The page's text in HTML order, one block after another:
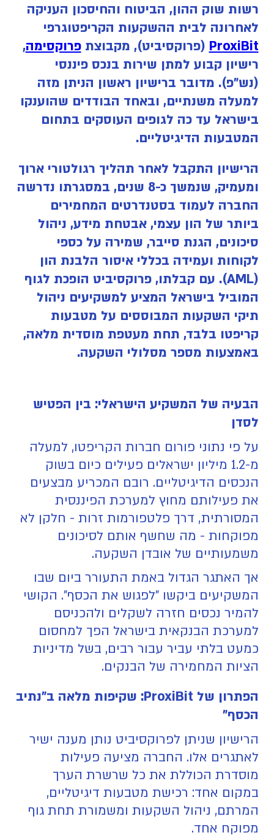
רשות שוק ההון, הביטוח והחיסכון העניקה
לאחרונה לבית ההשקעות הקריפטוגרפי
ProxiBit (פרוקסיביט), מקבוצתפרוקסימה,
רישיון קבוע למתן שירות בנכס פיננסי
(נש"פ). מדובר ברישיון ראשון הניתן מזה
למעלה משנתיים, ובאחד הבודדים שהוענקו
בישראל עד כה לגופים העוסקים בתחום
המטבעות הדיגיטליים.
הרישיון התקבל לאחר תהליך רגולטורי ארוך
ומעמיק, שנמשך כ-8 שנים, במסגרתו נדרשה
החברה לעמוד בסטנדרטים המחמירים
ביותר של הון עצמי, אבטחת מידע, ניהול
סיכונים, הגנת סייבר, שמירה על כספי
לקוחות ועמידה בכללי איסור הלבנת הון
(AML). עם קבלתו, פרוקסיביט הופכת לגוף
המוביל בישראל המציע למשקיעים ניהול
תיקי השקעות המבוססים על מטבעות
קריפטו בלבד, תחת מעטפת מוסדית מלאה,
באמצעות מספר מסלולי השקעה.
הבעיה של המשקיע הישראלי: בין הפטיש
לסדן
על פי נתוני פורום חברות הקריפטו, למעלה
מ-1.2 מיליון ישראלים פעילים כיום בשוק
הנכסים הדיגיטליים. רובם המכריע מבצעים
את פעילותם מחוץ למערכת הפיננסית
המסורתית, דרך פלטפורמות זרות - חלקן לא
מפוקחות - מה שחשף אותם לסיכונים
משמעותיים של אובדן השקעה.
אך האתגר הגדול באמת התעורר ביום שבו
המשקיעים ביקשו "לפגוש את הכסף". הקושי
להמיר נכסים חזרה לשקלים ולהכניסם
למערכת הבנקאית בישראל הפך למחסום
כמעט בלתי עביר עבור רבים, בשל מדיניות
הציות המחמירה של הבנקים.
הפתרון של ProxiBit: שקיפות מלאה ב"נתיב
הכסף"
הרישיון שניתן לפרוקסיביט נותן מענה ישיר
לאתגרים אלו. החברה מציעה פעילות
מוסדרת הכוללת את כל שרשרת הערך
במקום אחד: רכישת מטבעות דיגיטליים,
המרתם, ניהול השקעות ומשמורת תחת גוף
מפוקח אחד.